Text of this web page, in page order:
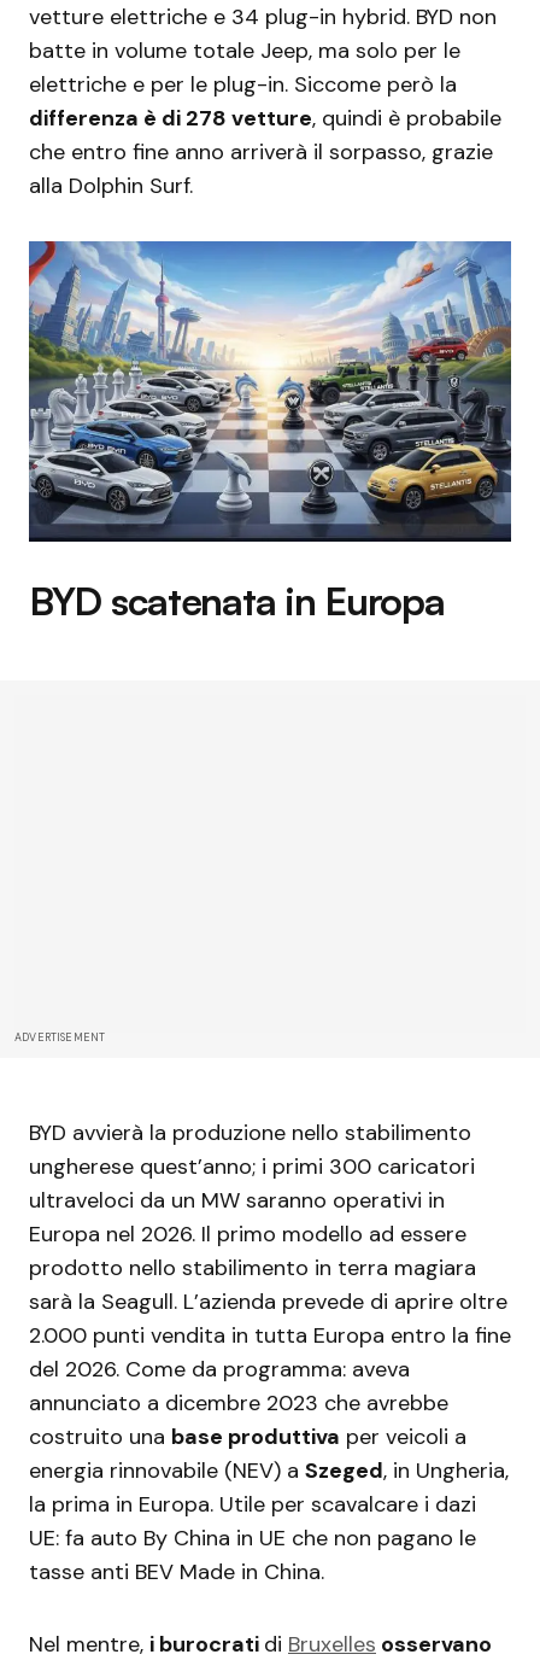
vetture elettriche e 34 plug-in hybrid. BYD non
batte in volume totale Jeep, ma solo per le
elettriche e per le plug-in. Siccome però la
differenza è di 278 vetture, quindi è probabile
che entro fine anno arriverà il sorpasso, grazie
alla Dolphin Surf.
BYD scatenata in Europa
ADVERTISEMENT
BYD avvierà la produzione nello stabilimento
ungherese quest’anno; i primi 300 caricatori
ultraveloci da un MW saranno operativi in ​​
Europa nel 2026. Il primo modello ad essere
prodotto nello stabilimento in terra magiara
sarà la Seagull. L’azienda prevede di aprire oltre
2.000 punti vendita in tutta Europa entro la fine
del 2026. Come da programma: aveva
annunciato a dicembre 2023 che avrebbe
costruito una base produttiva per veicoli a
energia rinnovabile (NEV) a Szeged, in Ungheria,
la prima in Europa. Utile per scavalcare i dazi
UE: fa auto By China in UE che non pagano le
tasse anti BEV Made in China.
Nel mentre, i burocrati di Bruxelles osservano